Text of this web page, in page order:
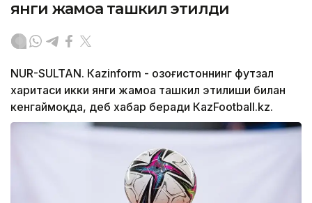
янги жамоа ташкил этилди
NUR-SULTAN. Кazinform - Қозоғистоннинг футзал
харитаси икки янги жамоа ташкил этилиши билан
кенгаймоқда, деб хабар беради КazFootball.kz.